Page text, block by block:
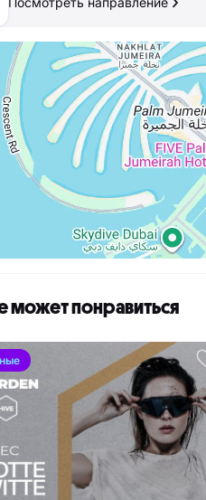
может понравиться